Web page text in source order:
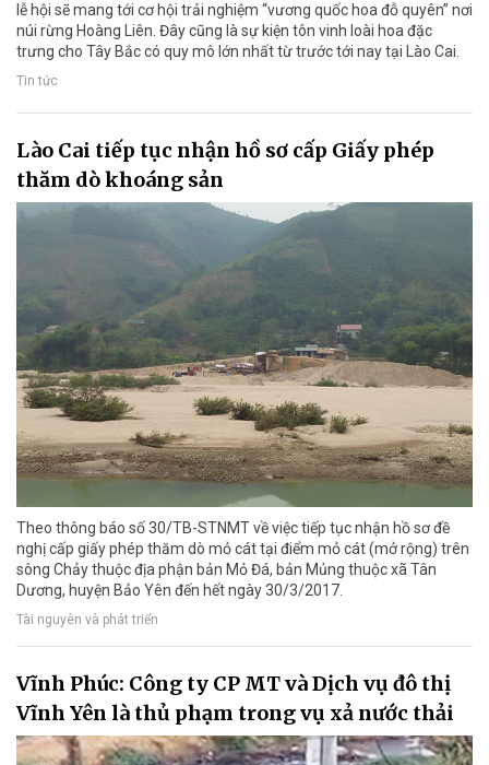
lễ hội sẽ mang tới cơ hội trải nghiệm “vương quốc hoa đỗ quyên” nơi
núi rừng Hoàng Liên. Đây cũng là sự kiện tôn vinh loài hoa đặc
trưng cho Tây Bắc có quy mô lớn nhất từ trước tới nay tại Lào Cai.
Tin tức
Lào Cai tiếp tục nhận hồ sơ cấp Giấy phép
thăm dò khoáng sản
Theo thông báo số 30/TB-STNMT về việc tiếp tục nhận hồ sơ đề
nghị cấp giấy phép thăm dò mỏ cát tại điểm mỏ cát (mở rộng) trên
sông Chảy thuộc địa phận bản Mỏ Đá, bản Mủng thuộc xã Tân
Dương, huyện Bảo Yên đến hết ngày 30/3/2017.
Tài nguyên và phát triển
Vĩnh Phúc: Công ty CP MT và Dịch vụ đô thị
Vĩnh Yên là thủ phạm trong vụ xả nước thải